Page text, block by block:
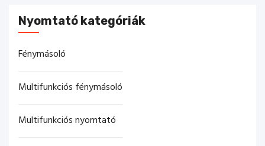
Nyomtató kategóriák
Fénymásoló
Multifunkciós fénymásoló
Multifunkciós nyomtató